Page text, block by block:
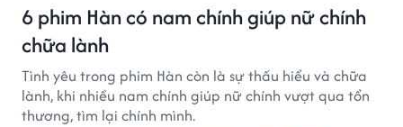
6 phim Hàn có nam chính giúp nữ chính
chữa lành
Tình yêu trong phim Hàn còn là sự thấu hiểu và chữa
lành, khi nhiều nam chính giúp nữ chính vượt qua tổn
thương, tìm lại chính mình.